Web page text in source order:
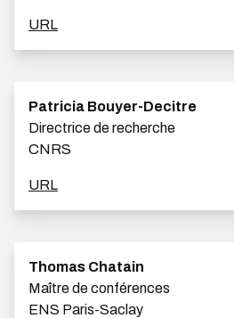
URL
Patricia Bouyer-Decitre
Directrice de recherche
CNRS
URL
Thomas Chatain
Maître de conférences
ENS Paris-Saclay